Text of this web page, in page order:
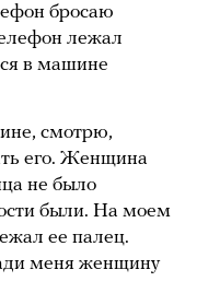
бросаю
лежал
в машине
смотрю,
его. Женщина
не было
были. На моем
ее палец.
меня женщину